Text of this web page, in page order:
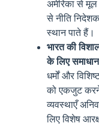
अमेरिका से मूल
से नीति
स्थान पाते हैं।
भारत की
के लिए
धर्मों और
को एकजुट करने
व्यवस्थाएँ
लिए विशेष